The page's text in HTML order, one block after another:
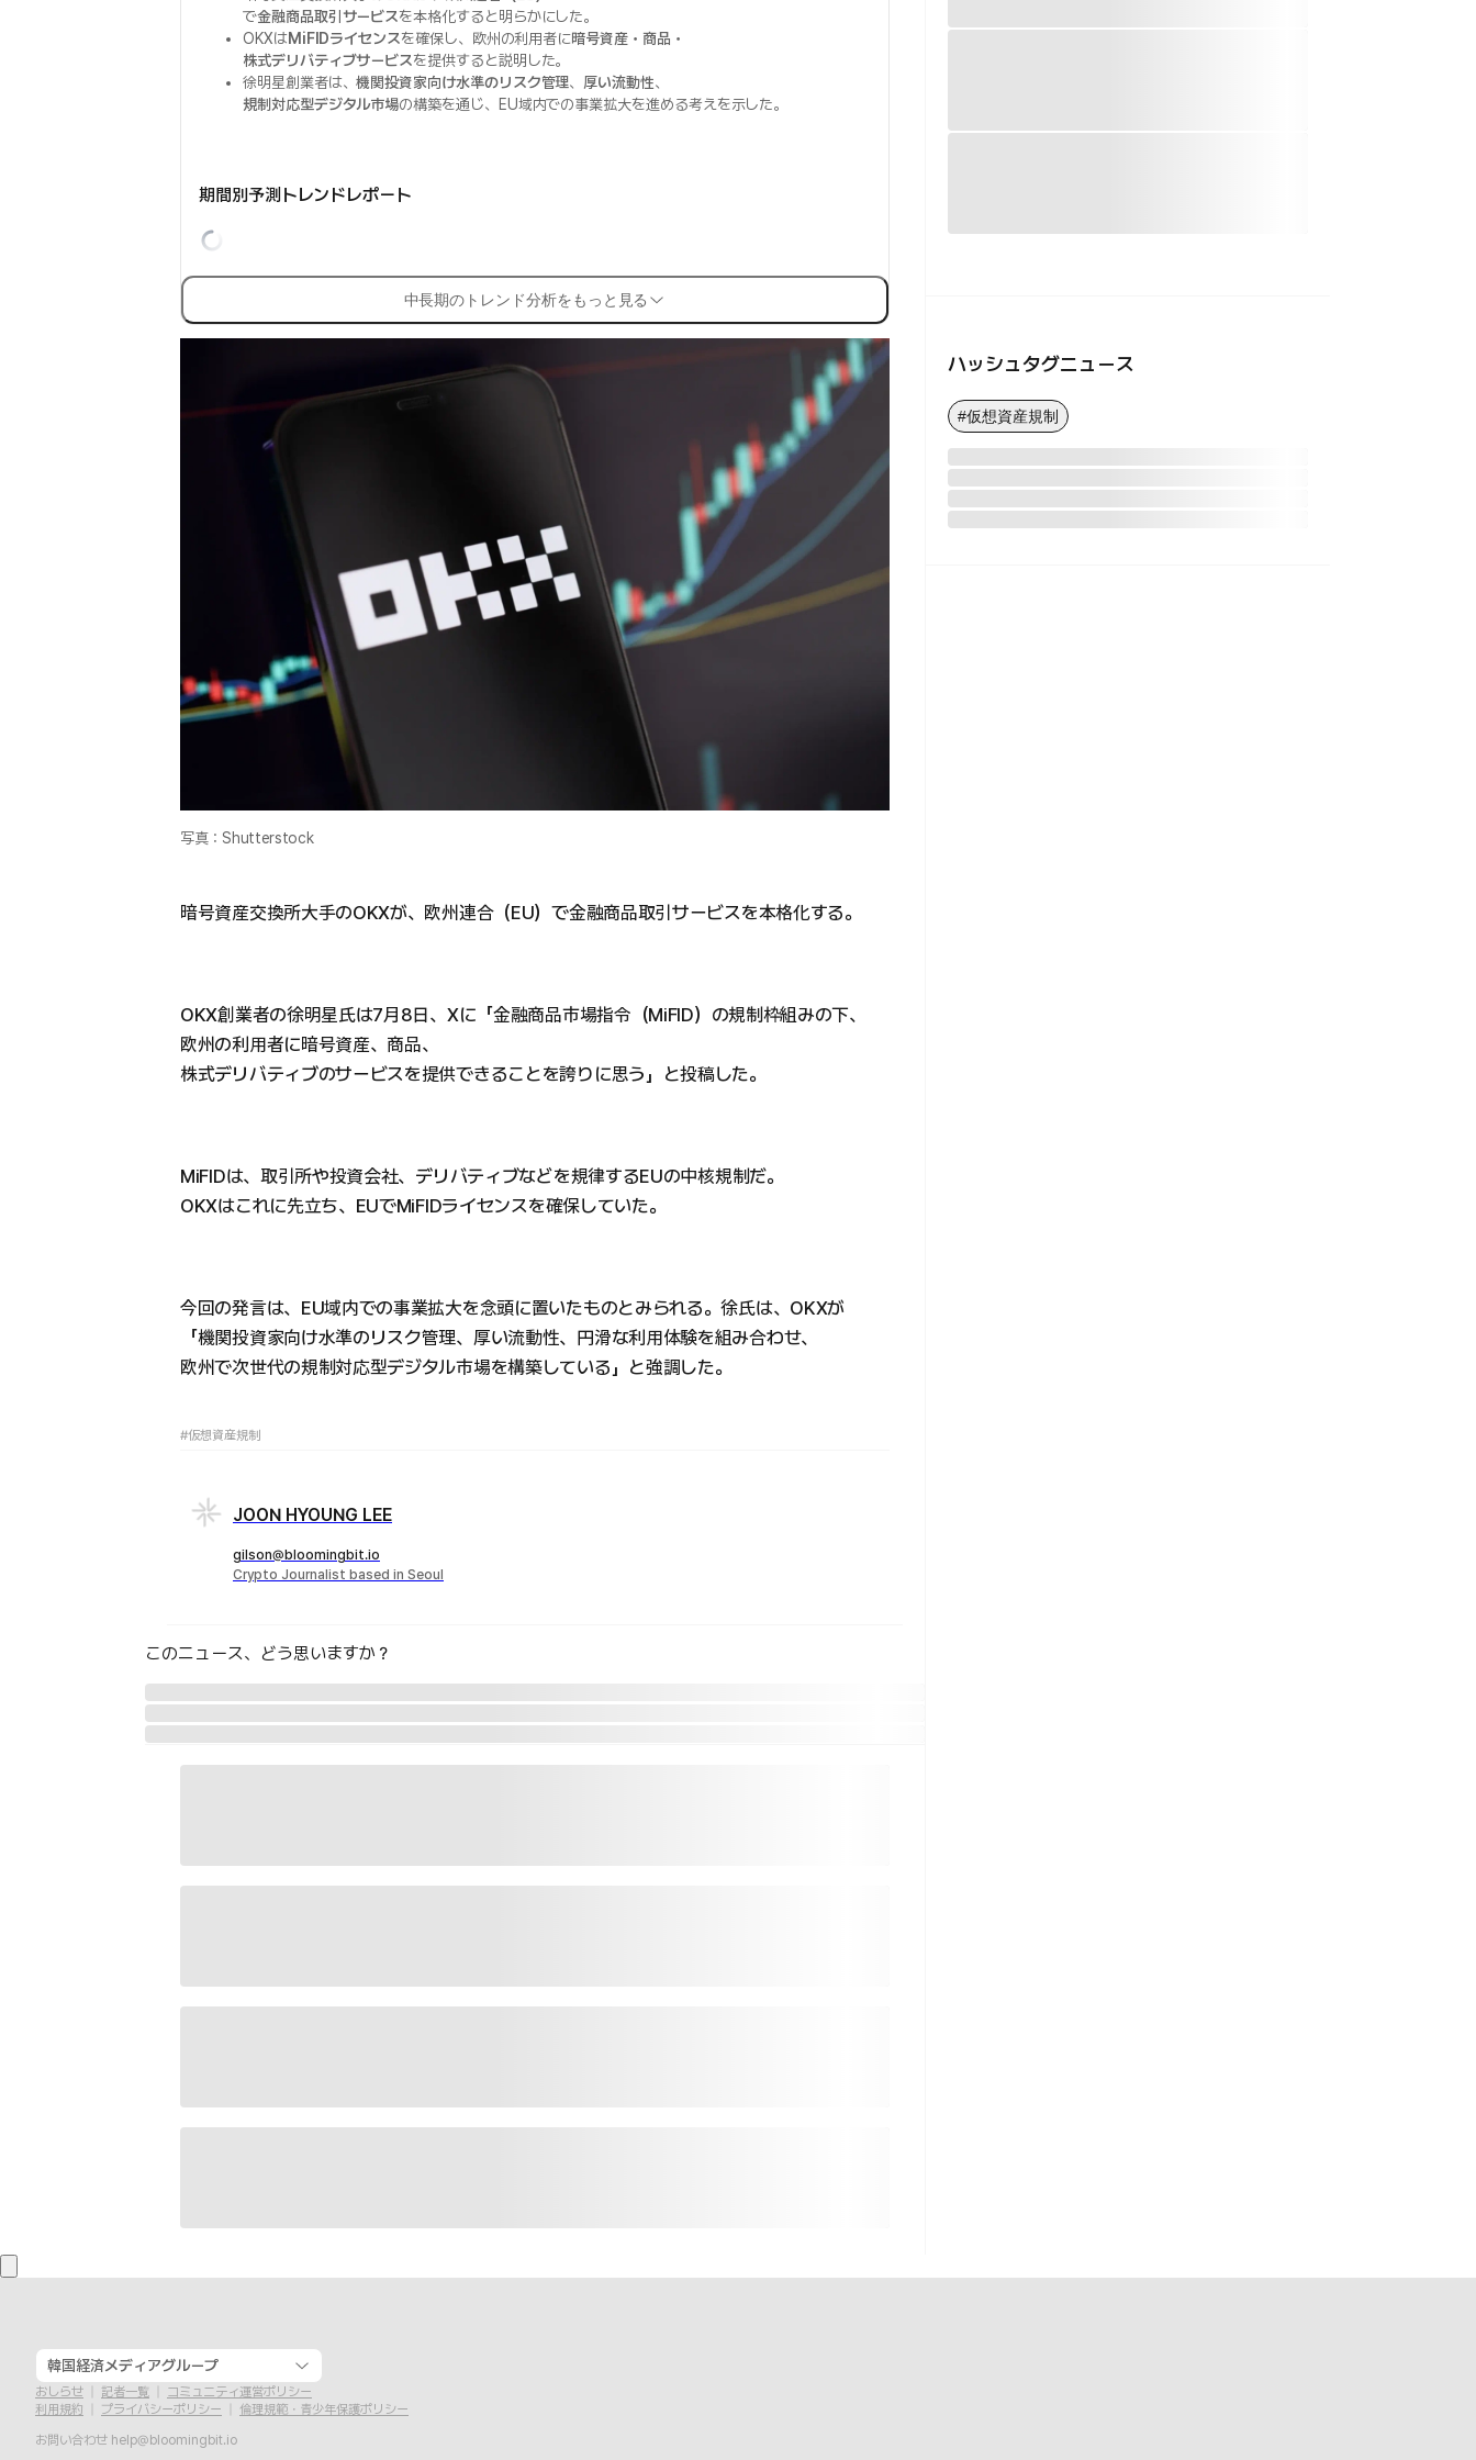
で金融商品取引サービスを本格化すると明らかにした。
OKXはMiFIDライセンスを確保し、欧州の利用者に暗号資産・商品・
株式デリバティブサービスを提供すると説明した。
徐明星創業者は、機関投資家向け水準のリスク管理、 厚い流動性、
規制対応型デジタル市場の構築を通じ、EU域内での事業拡大を進める考えを示した。
期間別予測トレンドレポート
中長期のトレンド分析をもっと見る
写真：Shutterstock
暗号資産交換所大手のOKXが、欧州連合（EU）で金融商品取引サービスを本格化する。
OKX創業者の徐明星氏は7月8日、Xに「金融商品市場指令（MiFID）の規制枠組みの下、
欧州の利用者に暗号資産、商品、
株式デリバティブのサービスを提供できることを誇りに思う」と投稿した。
MiFIDは、取引所や投資会社、デリバティブなどを規律するEUの中核規制だ。
OKXはこれに先立ち、EUでMiFIDライセンスを確保していた。
今回の発言は、EU域内での事業拡大を念頭に置いたものとみられる。徐氏は、OKXが
「機関投資家向け水準のリスク管理、厚い流動性、円滑な利用体験を組み合わせ、
欧州で次世代の規制対応型デジタル市場を構築している」と強調した。
#仮想資産規制
JOON HYOUNG LEE
gilson@bloomingbit.io
Crypto Journalist based in Seoul
このニュース、どう思いますか？
ハッシュタグニュース
#仮想資産規制
韓国経済メディアグループ
おしらせ 記者一覧
コミュニティ運営ポリシー
利用規約
プライバシーポリシー
倫理規範・青少年保護ポリシー
お問い合わせ help@bloomingbit.io